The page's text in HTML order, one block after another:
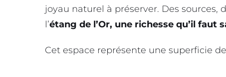
joyau naturel à préserver. Des sources,
l’étang de l’Or, une richesse qu’il faut
Cet espace représente une superficie de